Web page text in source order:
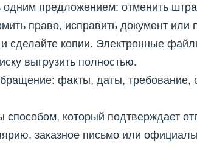
предложением: отменить
право, исправить документ или
сделайте копии. Электронные
выгрузить полностью.
факты, даты, требование,
способом, который подтверждает
заказное письмо или